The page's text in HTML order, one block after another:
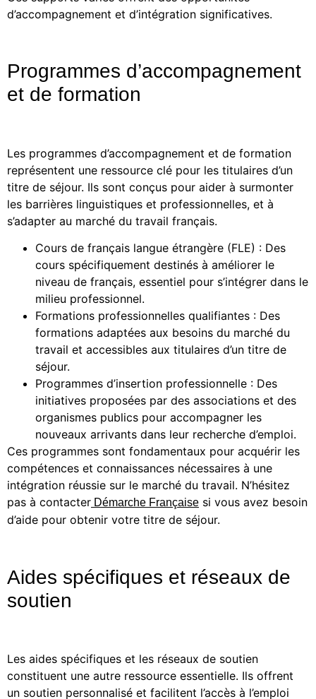
d’accompagnement et d’intégration significatives.
Programmes d’accompagnement
et de formation
Les programmes d’accompagnement et de formation
représentent une ressource clé pour les titulaires d’un
titre de séjour. Ils sont conçus pour aider à surmonter
les barrières linguistiques et professionnelles, et à
s’adapter au marché du travail français.
Cours de français langue étrangère (FLE) : Des
cours spécifiquement destinés à améliorer le
niveau de français, essentiel pour s’intégrer dans le
milieu professionnel.
Formations professionnelles qualifiantes : Des
formations adaptées aux besoins du marché du
travail et accessibles aux titulaires d’un titre de
séjour.
Programmes d’insertion professionnelle : Des
initiatives proposées par des associations et des
organismes publics pour accompagner les
nouveaux arrivants dans leur recherche d’emploi.
Ces programmes sont fondamentaux pour acquérir les
compétences et connaissances nécessaires à une
intégration réussie sur le marché du travail. N’hésitez
pas à contacter Démarche Française si vous avez besoin
d’aide pour obtenir votre titre de séjour.
Aides spécifiques et réseaux de
soutien
Les aides spécifiques et les réseaux de soutien
constituent une autre ressource essentielle. Ils offrent
un soutien personnalisé et facilitent l’accès à l’emploi